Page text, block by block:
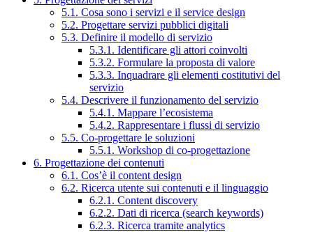
5.1. Cosa sono i servizi e il service design
5.2. Progettare servizi pubblici digitali
5.3. Definire il modello di servizio
5.3.1. Identificare gli attori coinvolti
5.3.2. Formulare la proposta di valore
5.3.3. Inquadrare gli elementi costitutivi del
servizio
5.4. Descrivere il funzionamento del servizio
5.4.1. Mappare l’ecosistema
5.4.2. Rappresentare i flussi di servizio
5.5. Co-progettare le soluzioni
5.5.1. Workshop di co-progettazione
6. Progettazione dei contenuti
6.1. Cos’è il content design
6.2. Ricerca utente sui contenuti e il linguaggio
6.2.1. Content discovery
6.2.2. Dati di ricerca (search keywords)
6.2.3. Ricerca tramite analytics